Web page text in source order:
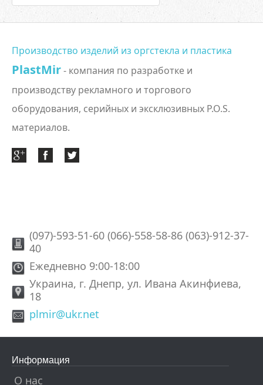
Производство изделий из оргстекла и пластика
PlastMir- компания по разработке и
производству рекламного и торгового
оборудования, серийных и эксклюзивных P.O.S.
материалов.
(097)-593-51-60 (066)-558-58-86 (063)-912-37-
40
Ежедневно 9:00-18:00
Украина, г. Днепр, ул. Ивана Акинфиева,
18
plmir@ukr.net
Информация
О нас